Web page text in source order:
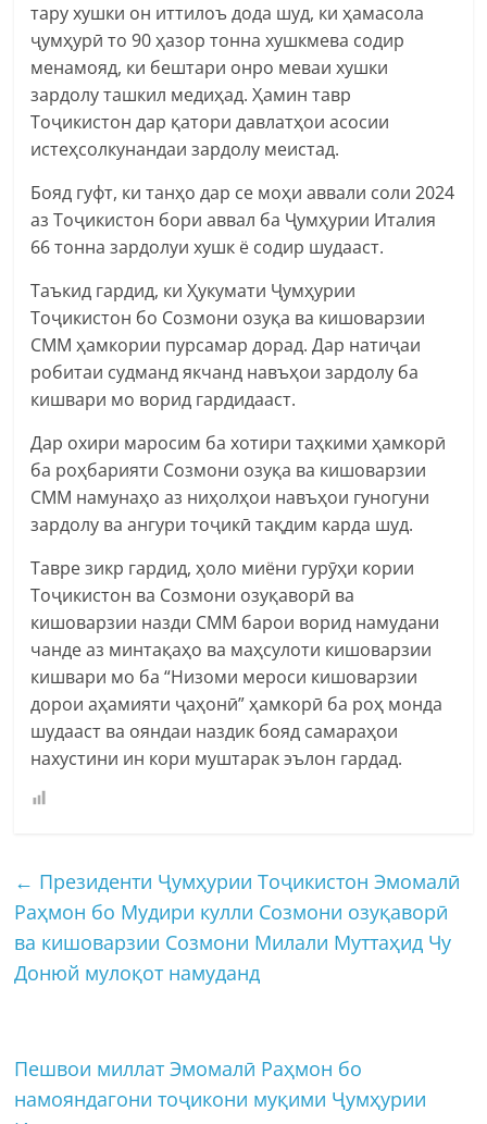
тару хушки он иттилоъ дода шуд, ки ҳамасола
ҷумҳурӣ то 90 ҳазор тонна хушкмева содир
менамояд, ки бештари онро меваи хушки
зардолу ташкил медиҳад. Ҳамин тавр
Тоҷикистон дар қатори давлатҳои асосии
истеҳсолкунандаи зардолу меистад.
Бояд гуфт, ки танҳо дар се моҳи аввали соли 2024
аз Тоҷикистон бори аввал ба Ҷумҳурии Италия
66 тонна зардолуи хушк ё содир шудааст.
Таъкид гардид, ки Ҳукумати Ҷумҳурии
Тоҷикистон бо Созмони озуқа ва кишоварзии
СММ ҳамкории пурсамар дорад. Дар натиҷаи
робитаи судманд якчанд навъҳои зардолу ба
кишвари мо ворид гардидааст.
Дар охири маросим ба хотири таҳкими ҳамкорӣ
ба роҳбарияти Созмони озуқа ва кишоварзии
СММ намунаҳо аз ниҳолҳои навъҳои гуногуни
зардолу ва ангури тоҷикӣ тақдим карда шуд.
Тавре зикр гардид, ҳоло миёни гурӯҳи кории
Тоҷикистон ва Созмони озуқаворӣ ва
кишоварзии назди СММ барои ворид намудани
чанде аз минтақаҳо ва маҳсулоти кишоварзии
кишвари мо ба “Низоми мероси кишоварзии
дорои аҳамияти ҷаҳонӣ” ҳамкорӣ ба роҳ монда
шудааст ва ояндаи наздик бояд самараҳои
нахустини ин кори муштарак эълон гардад.
← Президенти Ҷумҳурии Тоҷикистон Эмомалӣ
Раҳмон бо Мудири кулли Созмони озуқаворӣ
ва кишоварзии Созмони Милали Муттаҳид Чу
Донюй мулоқот намуданд
Пешвои миллат Эмомалӣ Раҳмон бо
намояндагони тоҷикони муқими Ҷумҳурии